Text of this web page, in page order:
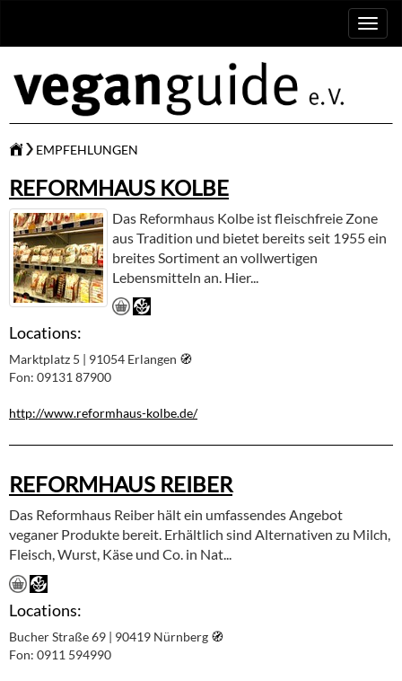
Toggle
EMPFEHLUNGEN
REFORMHAUS KOLBE
Das Reformhaus Kolbe ist fleischfreie Zone
aus Tradition und bietet bereits seit 1955 ein
breites Sortiment an vollwertigen
Lebensmitteln an. Hier...
Locations:
Marktplatz 5 | 91054 Erlangen 🧭︎
Fon: 09131 87900
http://www.reformhaus-kolbe.de/
REFORMHAUS REIBER
Das Reformhaus Reiber hält ein umfassendes Angebot
veganer Produkte bereit. Erhältlich sind Alternativen zu Milch,
Fleisch, Wurst, Käse und Co. in Nat...
Locations:
Bucher Straße 69 | 90419 Nürnberg 🧭︎
Fon: 0911 594990